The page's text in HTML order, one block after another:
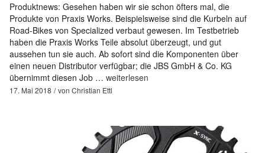
Produktnews: Gesehen haben wir sie schon öfters mal, die
Produkte von Praxis Works. Beispielsweise sind die Kurbeln auf
Road-Bikes von Specialized verbaut gewesen. Im Testbetrieb
haben die Praxis Works Teile absolut überzeugt, und gut
aussehen tun sie auch. Ab sofort sind die Komponenten über
einen neuen Distributor verfügbar; die JBS GmbH & Co. KG
übernimmt diesen Job … weiterlesen
17. Mai 2018 von Christian Ettl